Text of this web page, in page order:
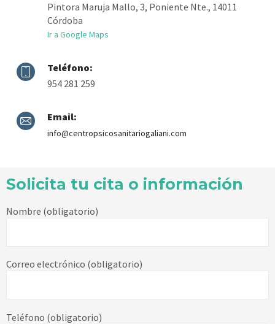
Pintora Maruja Mallo, 3, Poniente Nte., 14011
Córdoba
Ir a Google Maps
Teléfono:
954 281 259
Email:
info@centropsicosanitariogaliani.com
Solicita tu cita o información
Nombre (obligatorio)
Correo electrónico (obligatorio)
Teléfono (obligatorio)